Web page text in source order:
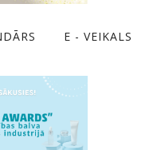
E - VEIKALS